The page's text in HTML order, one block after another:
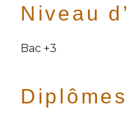
Niveau
Bac +3